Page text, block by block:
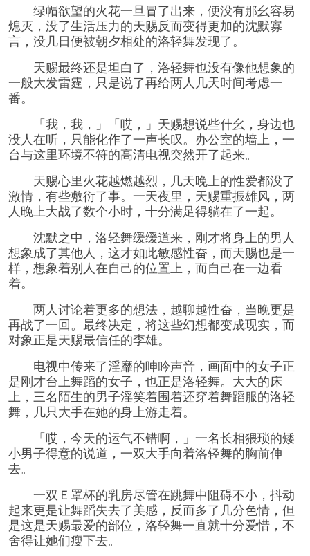
绿帽欲望的火花一旦冒了出来，便没有那幺容易
熄灭，没了生活压力的天赐反而变得更加的沈默寡
言，没几日便被朝夕相处的洛轻舞发现了。
天赐最终还是坦白了，洛轻舞也没有像他想象的
一般大发雷霆，只是说了再给两人几天时间考虑一
番。
「我，我，」「哎，」天赐想说些什幺，身边也
没人在听，只能化作了一声长叹。办公室的墙上，一
台与这里环境不符的高清电视突然开了起来。
天赐心里火花越燃越烈，几天晚上的性爱都没了
激情，有些敷衍了事。一天夜里，天赐重振雄风，两
人晚上大战了数个小时，十分满足得躺在了一起。
沈默之中，洛轻舞缓缓道来，刚才将身上的男人
想象成了其他人，这才如此敏感性奋，而天赐也是一
样，想象着别人在自己的位置上，而自己在一边看
着。
两人讨论着更多的想法，越聊越性奋，当晚更是
再战了一回。最终决定，将这些幻想都变成现实，而
对象正是天赐最信任的李雄。
电视中传来了淫靡的呻吟声音，画面中的女子正
是刚才台上舞蹈的女子，也正是洛轻舞。大大的床
上，三名陌生的男子淫笑着围着还穿着舞蹈服的洛轻
舞，几只大手在她的身上游走着。
「哎，今天的运气不错啊，」一名长相猥琐的矮
小男子得意的说道，一双大手向着洛轻舞的胸前伸
去。
一双Ｅ罩杯的乳房尽管在跳舞中阻碍不小，抖动
起来更是让舞蹈失去了美感，反而多了几分色情，但
是这是天赐最爱的部位，洛轻舞一直就十分爱惜，不
舍得让她们瘦下去。